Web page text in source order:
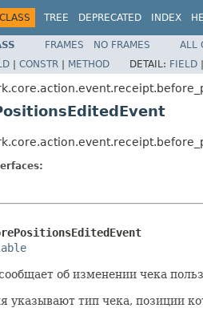
CLASS TREE DEPRECATED INDEX
FRAMES NO FRAMES
ALL
| CONSTR | METHOD DETAIL: FIELD |
об изменении чека
указывают тип чека, позиции